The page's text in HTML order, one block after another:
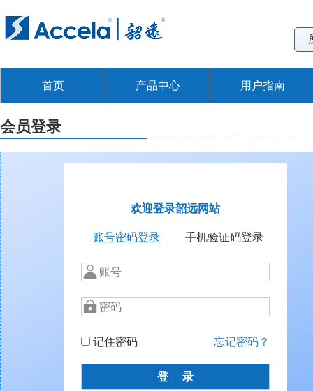
首页 产品中心 用户指南
会员登录
欢迎登录韶远网站
账号密码登录 手机验证码登录
记住密码 忘记密码？